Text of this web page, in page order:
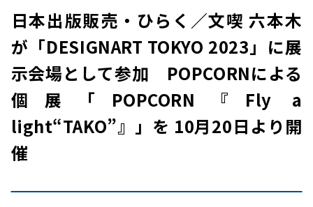
日本出版販売・ひらく／文喫 六本木
が「DESIGNART TOKYO 2023」に展
示会場として参加 POPCORNによる
個展「POPCORN『Fly a
light“TAKO”』」を 10月20日より開
催